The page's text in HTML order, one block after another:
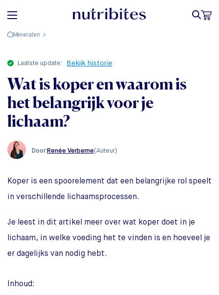
Mineralen
laatste update: Bekijk historie
Wat is koper en waarom is
het belangrijk voor je
lichaam?
Door: Renée Verberne(Auteur)
Koper is een spoorelement dat een belangrijke rol speelt
in verschillende lichaamsprocessen.
Je leest in dit artikel meer over wat koper doet in je
lichaam, in welke voeding het te vinden is en hoeveel je
er dagelijks van nodig hebt.
Inhoud: